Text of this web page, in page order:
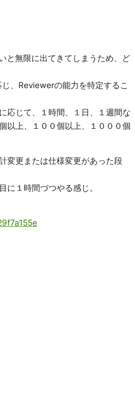
無限に出てきてしまうため、ど
、Reviewerの能力を特定するこ
応じて、１時間、１日、１週間な
以上、１００個以上、１０００個
変更または仕様変更があった段
に１時間づつやる感じ。